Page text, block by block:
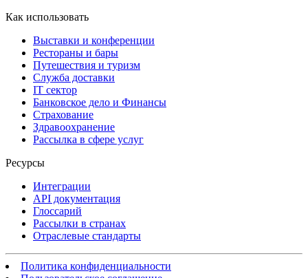
Как использовать
Выставки и конференции
Рестораны и бары
Путешествия и туризм
Служба доставки
IT сектор
Банковское дело и Финансы
Страхование
Здравоохранение
Рассылка в сфере услуг
Ресурсы
Интеграции
API документация
Глоссарий
Рассылки в странах
Отраслевые стандарты
Политика конфиденциальности